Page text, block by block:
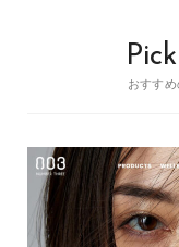
おすす